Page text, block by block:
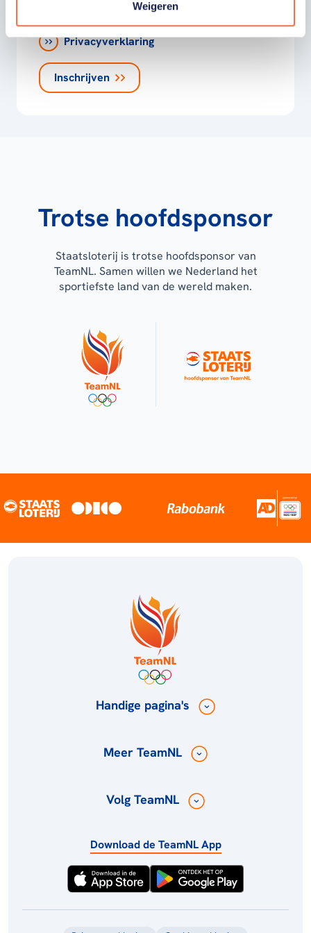
Weigeren
moment uitschrijven.
Privacyverklaring
Inschrijven
Trotse hoofdsponsor
Staatsloterij is trotse hoofdsponsor van
TeamNL. Samen willen we Nederland het
sportiefste land van de wereld maken.
Handige pagina's
Meer TeamNL
Volg TeamNL
Download de TeamNL App